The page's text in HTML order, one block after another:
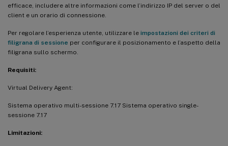
efficace, includere altre informazioni come l’indirizzo IP del server o del
client e un orario di connessione.
Per regolare l’esperienza utente, utilizzare le impostazioni dei criteri di
filigrana di sessione per configurare il posizionamento e l’aspetto della
filigrana sullo schermo.
Requisiti:
Virtual Delivery Agent:
Sistema operativo multi-sessione 7.17 Sistema operativo single-
sessione 7.17
Limitazioni: